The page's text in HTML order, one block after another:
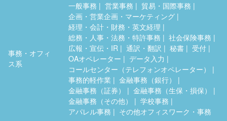
事務・オフィ
ス系
一般事務 営業事務
貿易・国際事務
企画・営業企画・マーケティング
経理・会計・財務・英文経理
総務・人事・法務・特許事務
社会保険事務
広報・宣伝・IR
通訳・翻訳 秘書
受付
OAオペレーター
データ入力
コールセンター（テレフォンオペレーター）
事務的軽作業
金融事務（銀行）
金融事務（証券）
金融事務（生保・損保）
金融事務（その他）
学校事務
アパレル事務
その他オフィスワーク・事務